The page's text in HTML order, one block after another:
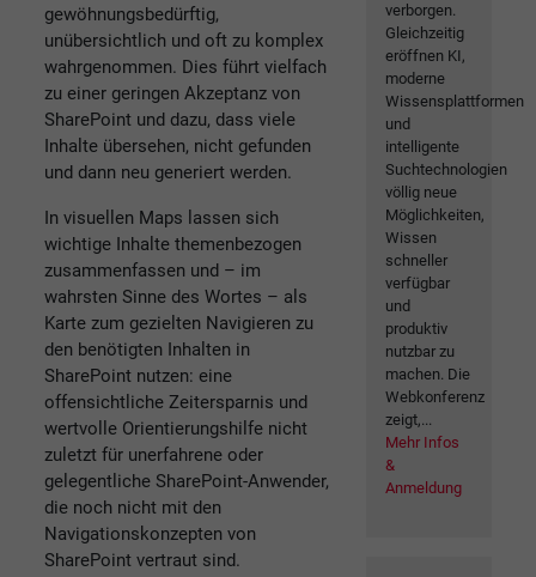
gewöhnungsbedürftig,
unübersichtlich und oft zu komplex
wahrgenommen. Dies führt vielfach
zu einer geringen Akzeptanz von
SharePoint und dazu, dass viele
Inhalte übersehen, nicht gefunden
und dann neu generiert werden.
In visuellen Maps lassen sich
wichtige Inhalte themenbezogen
zusammenfassen und – im
wahrsten Sinne des Wortes – als
Karte zum gezielten Navigieren zu
den benötigten Inhalten in
SharePoint nutzen: eine
offensichtliche Zeitersparnis und
wertvolle Orientierungshilfe nicht
zuletzt für unerfahrene oder
gelegentliche SharePoint-Anwender,
die noch nicht mit den
Navigationskonzepten von
SharePoint vertraut sind.
verborgen.
Gleichzeitig
eröffnen KI,
moderne
Wissensplattformen
und
intelligente
Suchtechnologien
völlig neue
Möglichkeiten,
Wissen
schneller
verfügbar
und
produktiv
nutzbar zu
machen. Die
Webkonferenz
zeigt,...
Mehr Infos
&
Anmeldung